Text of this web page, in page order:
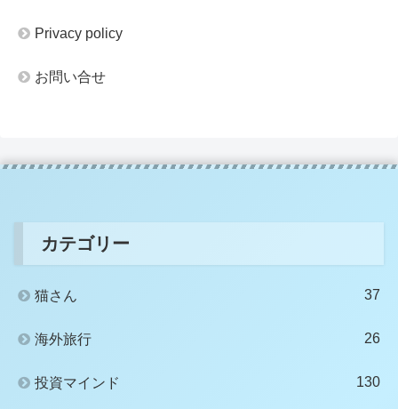
Privacy policy
お問い合せ
カテゴリー
猫さん 37
海外旅行 26
投資マインド 130